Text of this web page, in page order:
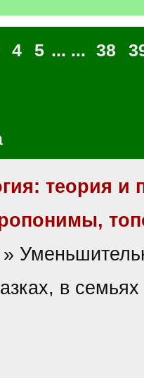
4 5 ... ... 38
теория и
»
в